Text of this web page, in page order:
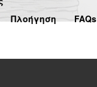
Πλοήγηση FAQs